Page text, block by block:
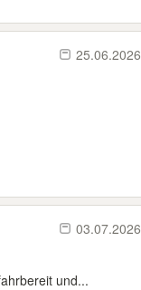
25.06.2026
03.07.2026
und...